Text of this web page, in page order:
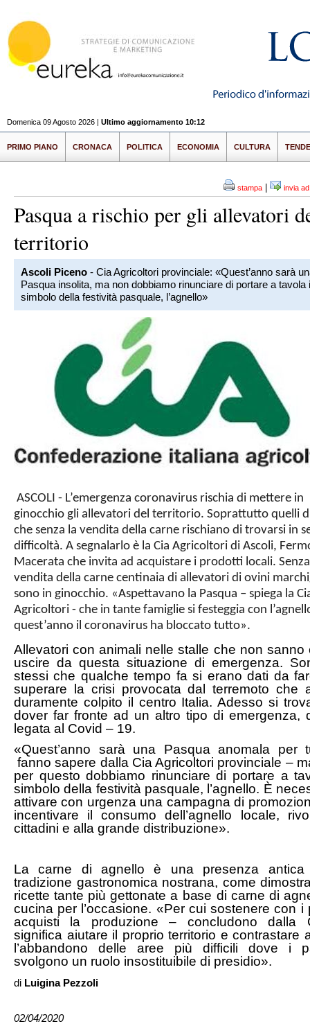
Domenica 09 Agosto 2026 | Ultimo aggiornamento 10:12
PRIMO PIANO CRONACA POLITICA ECONOMIA CULTURA
stampa invia
Pasqua a rischio per gli allevatori
territorio
Ascoli Piceno - Cia Agricoltori provinciale: «Quest’anno sarà
Pasqua insolita, ma non dobbiamo rinunciare di portare a tavola
simbolo della festività pasquale, l’agnello»
ASCOLI - L’emergenza coronavirus rischia di mettere in
ginocchio gli allevatori del territorio. Soprattutto quelli
che senza la vendita della carne rischiano di trovarsi in
difficoltà. A segnalarlo è la Cia Agricoltori di Ascoli,
Macerata che invita ad acquistare i prodotti locali.
vendita della carne centinaia di allevatori di ovini
sono in ginocchio. «Aspettavano la Pasqua – spiega la
Agricoltori - che in tante famiglie si festeggia con
quest’anno il coronavirus ha bloccato tutto».
Allevatori con animali nelle stalle che non sanno
uscire da questa situazione di emergenza.
stessi che qualche tempo fa si erano dati da
superare la crisi provocata dal terremoto che
duramente colpito il centro Italia. Adesso si
dover far fronte ad un altro tipo di emergenza,
legata al Covid – 19.
«Quest’anno sarà una Pasqua anomala per
fanno sapere dalla Cia Agricoltori provinciale –
per questo dobbiamo rinunciare di portare a
simbolo della festività pasquale, l’agnello. È
attivare con urgenza una campagna di
incentivare il consumo dell’agnello locale,
cittadini e alla grande distribuzione».
La carne di agnello è una presenza antica
tradizione gastronomica nostrana, come
ricette tante più gettonate a base di carne di
cucina per l’occasione. «Per cui sostenere con i
acquisti la produzione – concludono dalla
significa aiutare il proprio territorio e contrastare
l’abbandono delle aree più difficili dove i
svolgono un ruolo insostituibile di presidio».
di Luigina Pezzoli
02/04/2020